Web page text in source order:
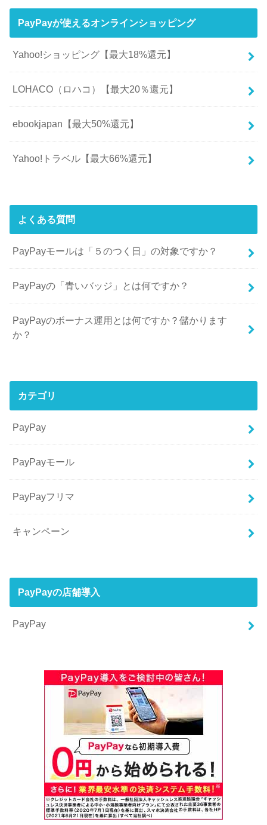
PayPayが使えるオンラインショッピング
Yahoo!ショッピング【最大18%還元】
LOHACO（ロハコ）【最大20％還元】
ebookjapan【最大50%還元】
Yahoo!トラベル【最大66%還元】
よくある質問
PayPayモールは「５のつく日」の対象ですか？
PayPayの「青いバッジ」とは何ですか？
PayPayのボーナス運用とは何ですか？儲かります
か？
カテゴリ
PayPay
PayPayモール
PayPayフリマ
キャンペーン
PayPayの店舗導入
PayPay